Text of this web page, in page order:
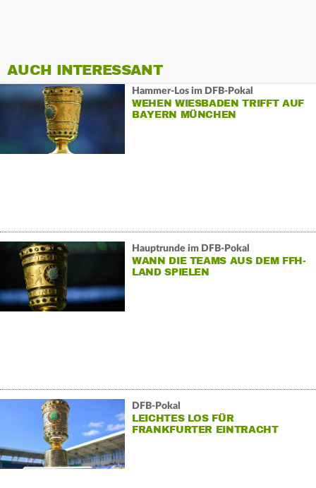
AUCH INTERESSANT
Hammer-Los im DFB-Pokal
WEHEN WIESBADEN TRIFFT AUF
BAYERN MÜNCHEN
Hauptrunde im DFB-Pokal
WANN DIE TEAMS AUS DEM FFH-
LAND SPIELEN
DFB-Pokal
LEICHTES LOS FÜR
FRANKFURTER EINTRACHT